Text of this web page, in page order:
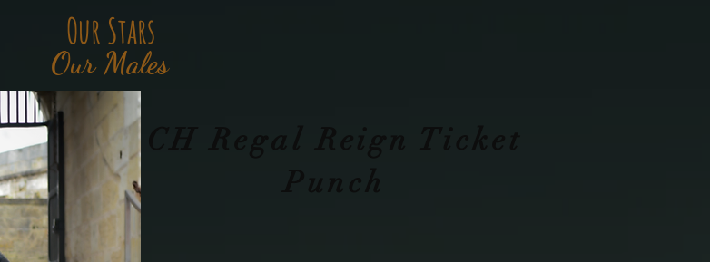
Our Stars
Our Males